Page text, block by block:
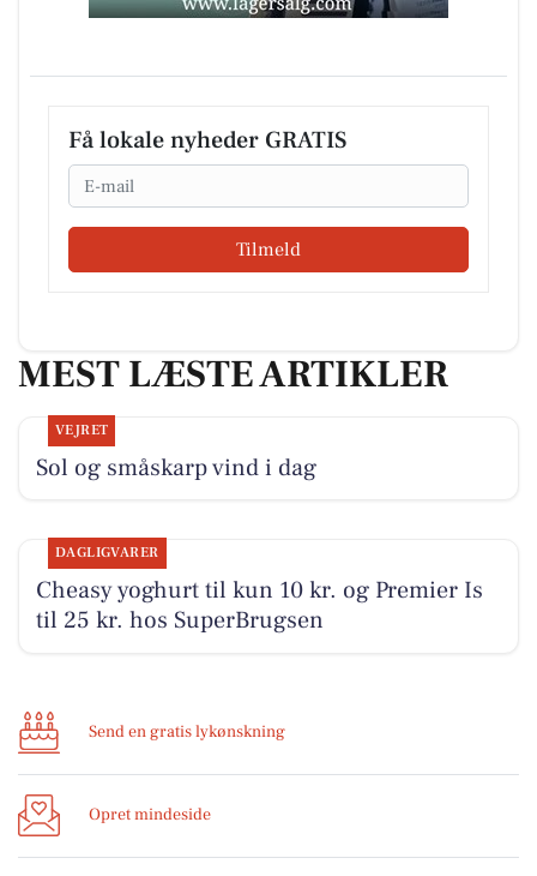
Få lokale nyheder GRATIS
Email
Tilmeld
MEST LÆSTE ARTIKLER
VEJRET
Sol og småskarp vind i dag
DAGLIGVARER
Cheasy yoghurt til kun 10 kr. og Premier Is
til 25 kr. hos SuperBrugsen
Send en gratis lykønskning
Opret mindeside